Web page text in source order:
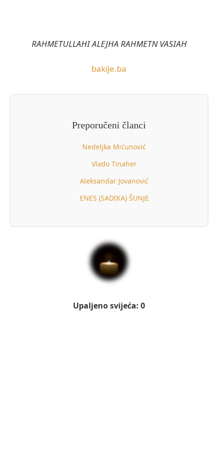
RAHMETULLAHI ALEJHA RAHMETN VASIAH
bakije.ba
Preporučeni članci
Nedeljka Mićunović
Vlado Tinaher
Aleksandar Jovanović
ENES (SADIKA) ŠUNJE
Upaljeno svijeća: 0